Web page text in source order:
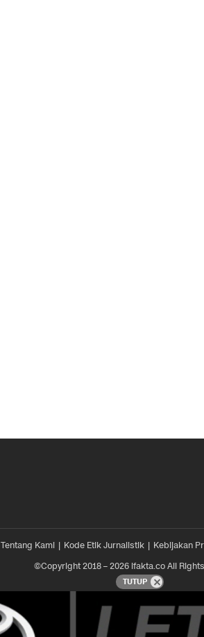
Tentang Kami Kode Etik Jurnalistik Kebijakan
©Copyright 2018 – 2026 ifakta.co All
TUTUP